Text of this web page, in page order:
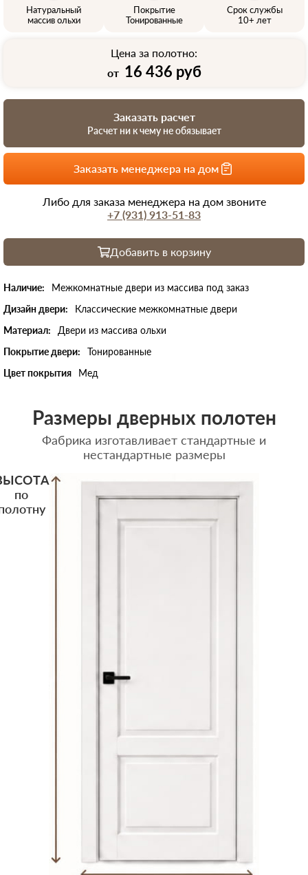
Натуральный
массив ольхи
Покрытие
Тонированные
Срок службы
10+ лет
Цена за полотно:
от 16 436 руб
Добавить в корзину
Наличие:
Межкомнатные двери из массива под заказ
Дизайн двери:
Классические межкомнатные двери
Материал:
Двери из массива ольхи
Покрытие двери:
Тонированные
Цвет покрытия
Мед
Заказать расчет
Расчет ни к чему не обязывает
Заказать менеджера на дом
Либо для заказа менеджера на дом звоните
+7 (931) 913-51-83
Размеры дверных полотен
Фабрика изготавливает стандартные и
нестандартные размеры
по